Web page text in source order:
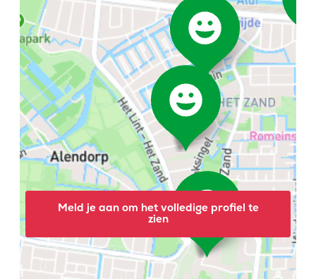
Meld je aan om het volledige profiel te
zien